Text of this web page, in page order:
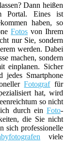
Dann heißen
Portal. Eines ist
haben, so
Fotos von Ihrem
nur Sie, sondern
werden. Dabei
machen, sondern
einplanen. Sicher
jedes Smartphone
Fotograffür
hat, wird
so nicht
durch ein Foto-
die Sie nicht
sich professionelle
viele